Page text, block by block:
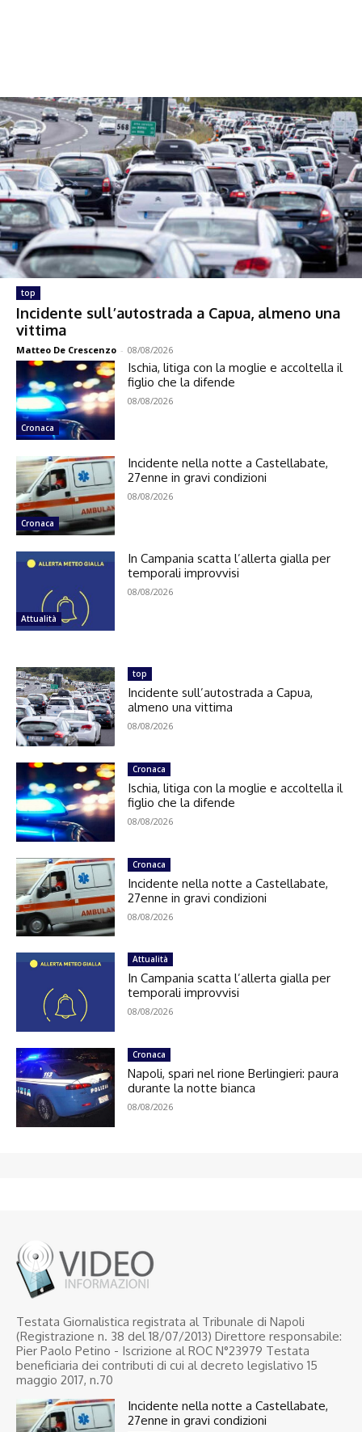
top
Incidente sull’autostrada a Capua, almeno una
vittima
Matteo De Crescenzo - 08/08/2026
Cronaca
Ischia, litiga con la moglie e accoltella il
figlio che la difende
08/08/2026
Cronaca
Incidente nella notte a Castellabate,
27enne in gravi condizioni
08/08/2026
Attualità
In Campania scatta l’allerta gialla per
temporali improvvisi
08/08/2026
top
Incidente sull’autostrada a Capua,
almeno una vittima
08/08/2026
Cronaca
Ischia, litiga con la moglie e accoltella il
figlio che la difende
08/08/2026
Cronaca
Incidente nella notte a Castellabate,
27enne in gravi condizioni
08/08/2026
Attualità
In Campania scatta l’allerta gialla per
temporali improvvisi
08/08/2026
Cronaca
Napoli, spari nel rione Berlingieri: paura
durante la notte bianca
08/08/2026
Testata Giornalistica registrata al Tribunale di Napoli
(Registrazione n. 38 del 18/07/2013) Direttore responsabile:
Pier Paolo Petino - Iscrizione al ROC N°23979 Testata
beneficiaria dei contributi di cui al decreto legislativo 15
maggio 2017, n.70
Incidente nella notte a Castellabate,
27enne in gravi condizioni